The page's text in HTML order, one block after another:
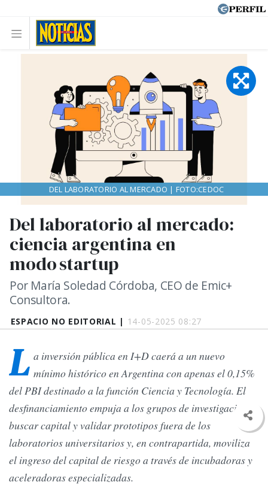
ESPACIO NO EDITORIAL | 14-05-2025 08:27
Del laboratorio al mercado:
ciencia argentina en
modo startup
Por María Soledad Córdoba, CEO de Emic+
Consultora.
DEL LABORATORIO AL MERCADO | FOTO:CEDOC
L a inversión pública en I+D caerá a un nuevo
mínimo histórico en Argentina con apenas el 0,15%
del PBI destinado a la función Ciencia y Tecnología. El
desfinanciamiento empuja a los grupos de investigación a
buscar capital y validar prototipos fuera de los
laboratorios universitarios y, en contrapartida, moviliza
el ingreso del capital de riesgo a través de incubadoras y
aceleradoras especializadas.